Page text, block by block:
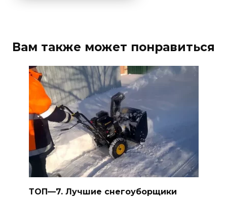
Вам также может понравиться
ТОП—7. Лучшие снегоуборщики